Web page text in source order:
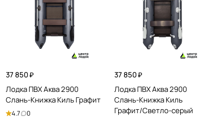
37 850 ₽
Лодка ПВХ Аква 2900
Слань-Книжка Киль Графит
4.7 0
37 850 ₽
Лодка ПВХ Аква 2900
Слань-Книжка Киль
Графит/Светло-серый